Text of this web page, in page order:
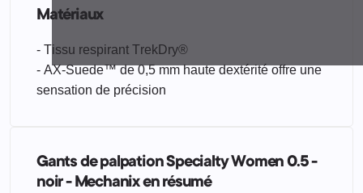
Matériaux
- Tissu respirant TrekDry®
- AX-Suede™ de 0,5 mm haute dextérité offre une
sensation de précision
Gants de palpation Specialty Women 0.5 -
noir - Mechanix en résumé